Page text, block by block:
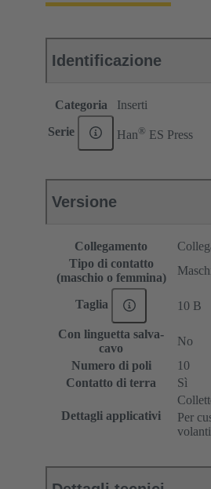
Identificazione
Categoria Inserti
Serie Han® ES Press
Versione
Collegamento
Tipo di contatto
(maschio o femmina)
Taglia 10 B
Con linguetta salva-
cavo
No
Numero di poli
10
Contatto di terra
Sì
Dettagli applicativi
Per